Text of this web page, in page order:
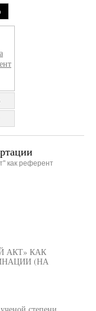
как референт
АКТ» КАК
(НА